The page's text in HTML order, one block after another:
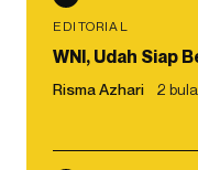
EDITORIAL
WNI, Udah Siap
Risma Azhari 2